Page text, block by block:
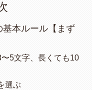
基本ルール【まず
5文字、長くても10
選ぶ